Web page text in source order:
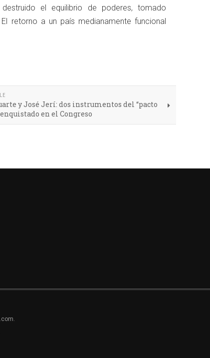
el equilibrio de poderes, tomado
retorno a un país medianamente funcional
y José Jerí: dos instrumentos del “pacto
en el Congreso